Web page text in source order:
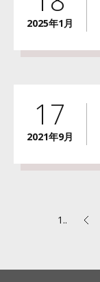
2025年1月
17
2021年9月
1..